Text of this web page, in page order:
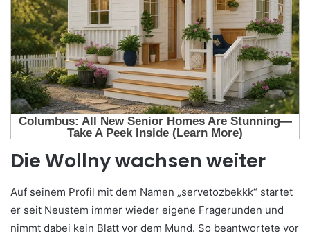
Die Wollny wachsen weiter
Auf seinem Profil mit dem Namen „servetozbekkk“ startet
er seit Neustem immer wieder eigene Fragerunden und
nimmt dabei kein Blatt vor dem Mund. So beantwortete vor